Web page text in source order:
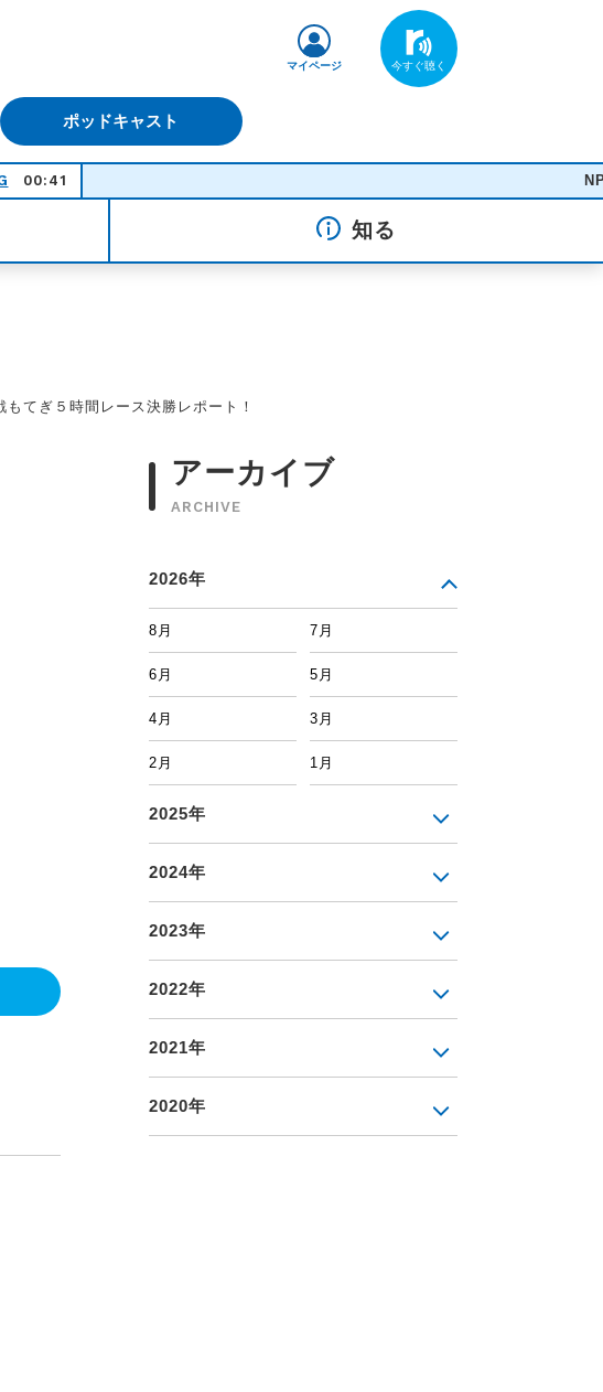
ポッドキャスト
マイページ
00:41 NPC - Baby Canta
知る
てぎ５時間レース決勝レポート！
アーカイブ
ARCHIVE
2026年
8月 7月
6月 5月
4月 3月
2月 1月
2025年
2024年
2023年
2022年
2021年
2020年